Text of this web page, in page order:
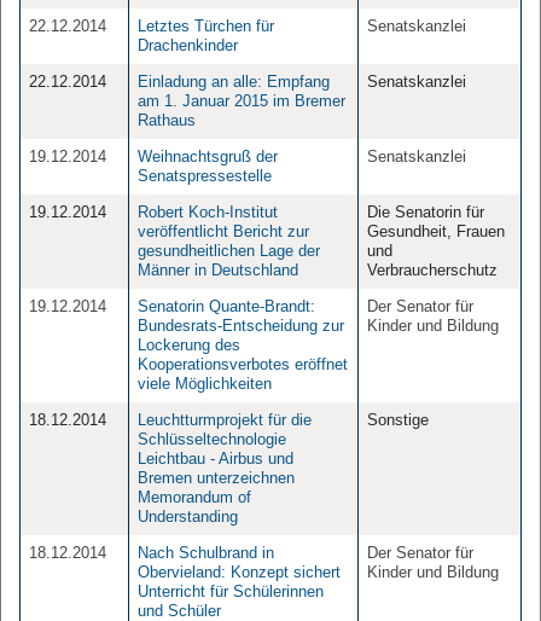
22.12.2014
Letztes Türchen für
Drachenkinder
Senatskanzlei
22.12.2014
Einladung an alle: Empfang
am 1. Januar 2015 im Bremer
Rathaus
Senatskanzlei
19.12.2014
Weihnachtsgruß der
Senatspressestelle
Senatskanzlei
19.12.2014
Robert Koch-Institut
veröffentlicht Bericht zur
gesundheitlichen Lage der
Männer in Deutschland
Die Senatorin für
Gesundheit, Frauen
und
Verbraucherschutz
19.12.2014
Senatorin Quante-Brandt:
Bundesrats-Entscheidung zur
Lockerung des
Kooperationsverbotes eröffnet
viele Möglichkeiten
Der Senator für
Kinder und Bildung
18.12.2014
Leuchtturmprojekt für die
Schlüsseltechnologie
Leichtbau - Airbus und
Bremen unterzeichnen
Memorandum of
Understanding
Sonstige
18.12.2014
Nach Schulbrand in
Obervieland: Konzept sichert
Unterricht für Schülerinnen
und Schüler
Der Senator für
Kinder und Bildung